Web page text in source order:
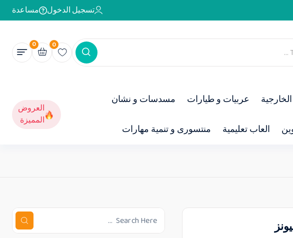
تسجيل الدخول مساعدة
0
0
عربيات و طيارات مسدسات و نشان
العاب تعليمية منتسورى و تنمية مهارات
العروض
المميزة